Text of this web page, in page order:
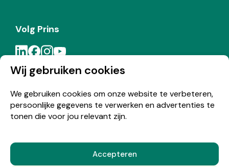
Wij gebruiken cookies
We gebruiken cookies om onze website te verbeteren,
persoonlijke gegevens te verwerken en advertenties te
tonen die voor jou relevant zijn.
Accepteren
Volg Prins
Meld je aan voor de Prins nieuwsbrief
© Copyright 2026 Prins